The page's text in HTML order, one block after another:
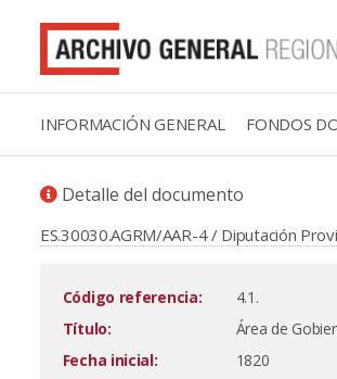
INFORMACIÓN GENERAL FONDOS
Detalle del documento
ES.30030.AGRM/AAR-4 / Diputación
Código referencia:
4.1.
Título:
Área de
Fecha inicial:
1820